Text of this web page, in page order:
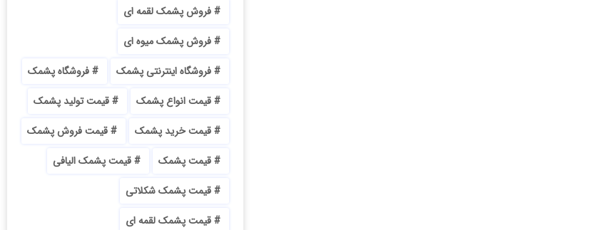
فروش پشمک لقمه ای
فروش پشمک میوه ای
فروشگاه اینترنتی پشمک
فروشگاه پشمک
قیمت انواع پشمک
قیمت تولید پشمک
قیمت خرید پشمک
قیمت فروش پشمک
قیمت پشمک
قیمت پشمک الیافی
قیمت پشمک شکلاتی
قیمت پشمک لقمه ای